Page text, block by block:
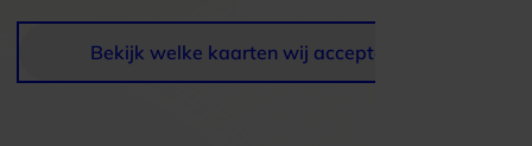
Bekijk welke kaarten wij accepteren